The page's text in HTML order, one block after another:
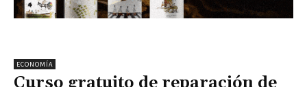
ECONOMÍA